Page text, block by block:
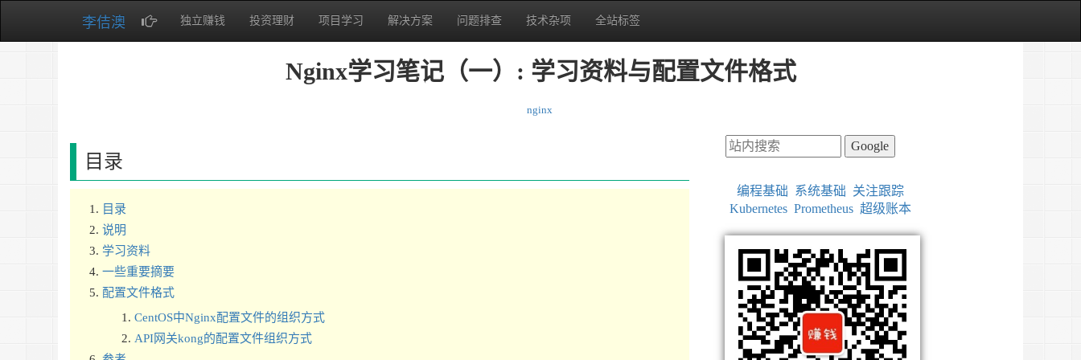
李佶澳 独立赚钱 投资理财 项目学习 解决方案 问题排查 技术杂项 全站标签
Nginx学习笔记（一）: 学习资料与配置文件格式
nginx
目录
目录
说明
学习资料
一些重要摘要
配置文件格式
CentOS中Nginx配置文件的组织方式
API网关kong的配置文件组织方式
Google
编程基础 系统基础 关注跟踪
Kubernetes Prometheus 超级账本